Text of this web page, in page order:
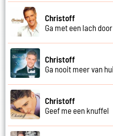
Christoff
Ga met een lach
Christoff
Ga nooit meer van
Christoff
Geef me een knuffel